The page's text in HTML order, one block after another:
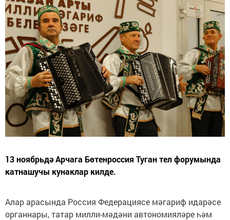
13 ноябрьдә Арчага Бөтенроссия Туган тел форумында
катнашучы кунаклар килде.
Алар арасында Россия Федерациясе мәгариф идарәсе
органнары, татар милли-мәдәни автономияләре һәм